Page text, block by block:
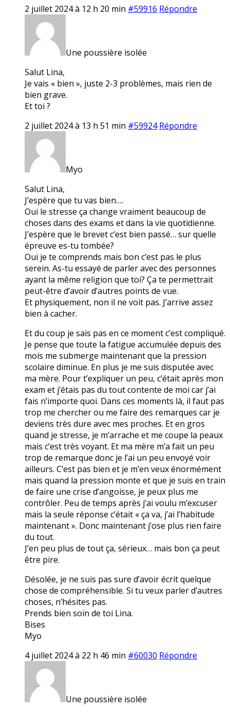
2 juillet 2024 à 12 h 20 min #59916 Répondre
Une poussière isolée
Salut Lina,
Je vais « bien », juste 2-3 problèmes, mais rien de
bien grave.
Et toi ?
2 juillet 2024 à 13 h 51 min #59924 Répondre
Myo
Salut Lina,
J’espère que tu vas bien….
Oui le stresse ça change vraiment beaucoup de
choses dans des exams et dans la vie quotidienne.
J’espère que le brevet c’est bien passé… sur quelle
épreuve es-tu tombée?
Oui je te comprends mais bon c’est pas le plus
serein. As-tu essayé de parler avec des personnes
ayant la même religion que toi? Ça te permettrait
peut-être d’avoir d’autres points de vue.
Et physiquement, non il ne voit pas. J’arrive assez
bien à cacher.
Et du coup je sais pas en ce moment c’est compliqué.
Je pense que toute la fatigue accumulée depuis des
mois me submerge maintenant que la pression
scolaire diminue. En plus je me suis disputée avec
ma mère. Pour t’expliquer un peu, c’était après mon
exam et j’étais pas du tout contente de moi car j’ai
fais n’importe quoi. Dans ces moments là, il faut pas
trop me chercher ou me faire des remarques car je
deviens très dure avec mes proches. Et en gros
quand je stresse, je m’arrache et me coupe la peaux
mais c’est très voyant. Et ma mère m’a fait un peu
trop de remarque donc je l’ai un peu envoyé voir
ailleurs. C’est pas bien et je m’en veux énormément
mais quand la pression monte et que je suis en train
de faire une crise d’angoisse, je peux plus me
contrôler. Peu de temps après j’ai voulu m’excuser
mais la seule réponse c’était « ça va, j’ai l’habitude
maintenant ». Donc maintenant j’ose plus rien faire
du tout.
J’en peu plus de tout ça, sérieux… mais bon ça peut
être pire.
Désolée, je ne suis pas sure d’avoir écrit quelque
chose de compréhensible. Si tu veux parler d’autres
choses, n’hésites pas.
Prends bien soin de toi Lina.
Bises
Myo
4 juillet 2024 à 22 h 46 min #60030 Répondre
Une poussière isolée